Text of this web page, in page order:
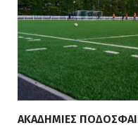
ΑΚΑΔΗΜΙΕΣ